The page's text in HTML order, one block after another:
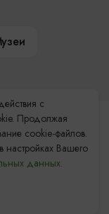
с
Продолжая
cookie-файлов.
настройках Вашего
данных.